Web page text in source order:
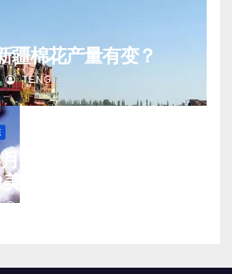
疆棉花产量有变？
TENG
5日(周三)收涨12月合
分/磅
TENG